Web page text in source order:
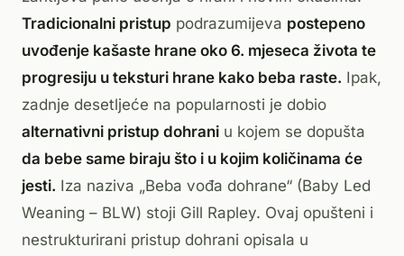
Tradicionalni pristup podrazumijeva postepeno
uvođenje kašaste hrane oko 6. mjeseca života te
progresiju u teksturi hrane kako beba raste. Ipak,
zadnje desetljeće na popularnosti je dobio
alternativni pristup dohrani u kojem se dopušta
da bebe same biraju što i u kojim količinama će
jesti. Iza naziva „Beba vođa dohrane“ (Baby Led
Weaning – BLW) stoji Gill Rapley. Ovaj opušteni i
nestrukturirani pristup dohrani opisala u